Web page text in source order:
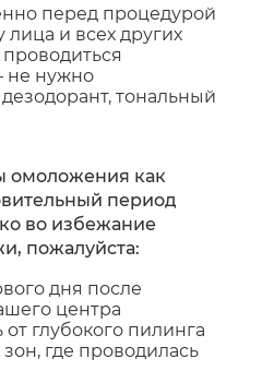
перед процедурой
лица и всех других
проводиться
не нужно
тональный
омоложения как
период
во избежание
пожалуйста:
дня после
центра
глубокого пилинга
где проводилась